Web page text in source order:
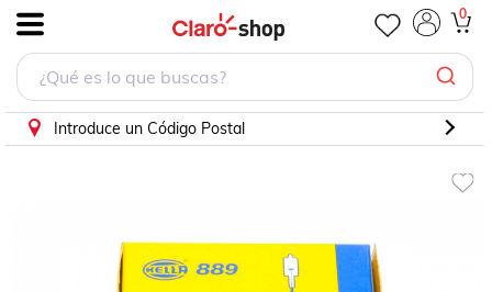
0
Introduce un Código Postal